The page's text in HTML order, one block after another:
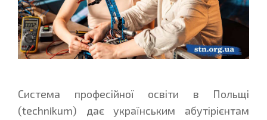
Система професійної освіти в Польщі
(technikum) дає українським абутірієнтам